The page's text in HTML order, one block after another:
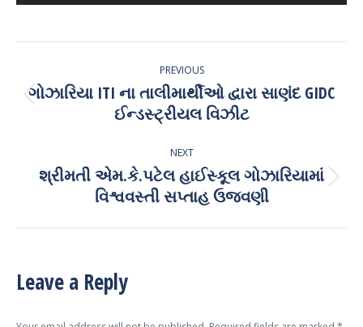
navigation
PREVIOUS
Previous
album:
ગોઝારિયા ITI ના તાલીમાર્થીઓ દ્વારા સાણંદ GIDC
ઈન્ડસ્ટ્રીયલ વિઝીટ
NEXT
Next
album:
શ્રીમતી એમ.કે.પટેલ હાઈસ્કૂલ ગોઝારિયામાં
વિશ્વવસ્તી સપ્તાહ ઉજવણી
Leave a Reply